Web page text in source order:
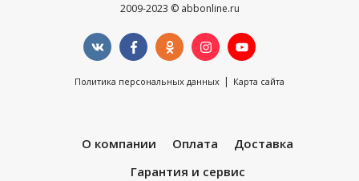
2009-2023 © abbonline.ru
Политика персональных данных | Карта сайта
О компании Оплата
Доставка
Гарантия и сервис